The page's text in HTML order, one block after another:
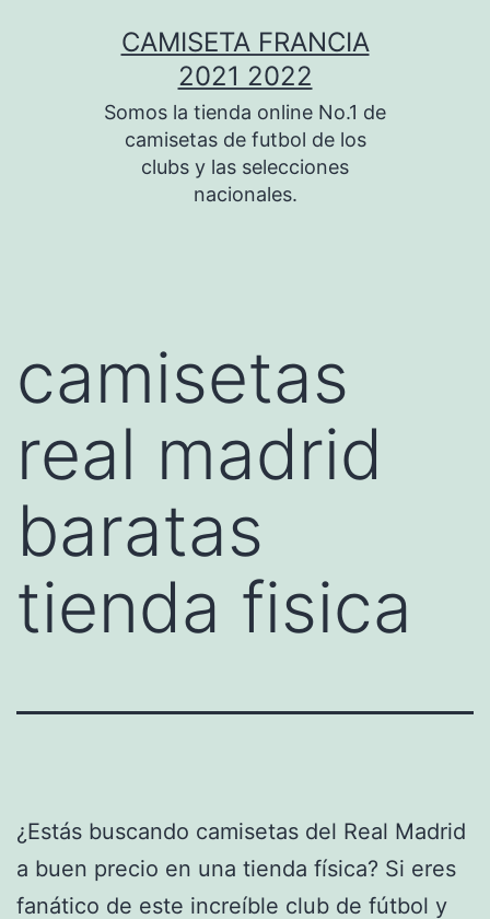
CAMISETA FRANCIA
2021 2022
Somos la tienda online No.1 de
camisetas de futbol de los
clubs y las selecciones
nacionales.
camisetas
real madrid
baratas
tienda fisica
¿Estás buscando camisetas del Real Madrid
a buen precio en una tienda física? Si eres
fanático de este increíble club de fútbol y